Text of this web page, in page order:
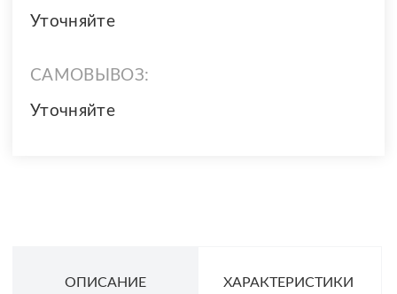
Уточняйте
САМОВЫВОЗ:
Уточняйте
ОПИСАНИЕ ХАРАКТЕРИСТИКИ